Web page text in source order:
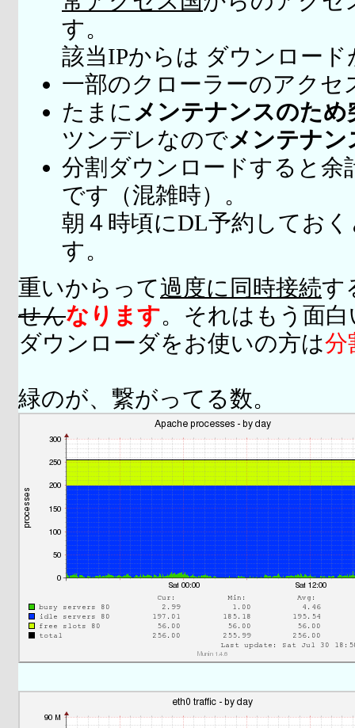
す。
該当IPからは ダウンロー
一部のクローラーのアクセ
たまに メンテナンスのため
ツンデレなのでメンテナ
分割ダウンロードすると余
です（混雑時）。
朝４時頃にDL予約してお
す。
重いからって過度に同時接続す
せんなります。それはもう面
ダウンローダをお使いの方は分
緑のが、繋がってる数。